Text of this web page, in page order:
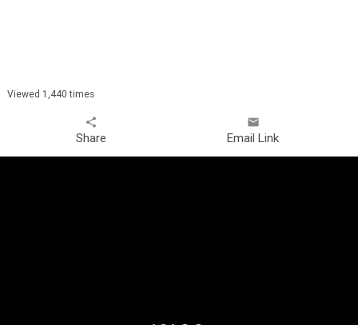
Viewed 1,440 times
share
Share
email
Email Link